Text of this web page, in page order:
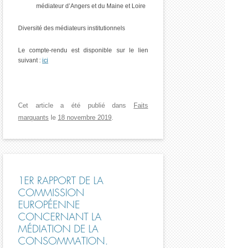
médiateur d’Angers et du Maine et Loire
Diversité des médiateurs institutionnels
Le compte-rendu est disponible sur le lien
suivant : ici
Cet article a été publié dans
Faits
marquants le 18 novembre 2019.
1ER RAPPORT DE LA
COMMISSION
EUROPÉENNE
CONCERNANT LA
MÉDIATION DE LA
CONSOMMATION.